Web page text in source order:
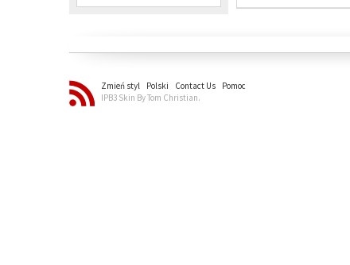
Zmień styl Polski Contact Us
Pomoc
IPB3 Skin By Tom Christian.